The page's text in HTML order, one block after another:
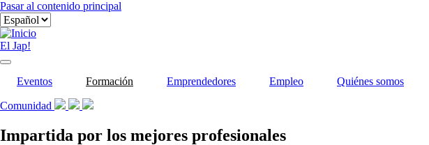
Pasar al contenido principal
El Jap!
Eventos Formación Emprendedores Empleo Quiénes somos
Comunidad
Impartida por los mejores profesionales